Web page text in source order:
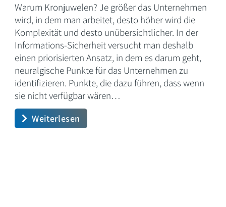
Warum Kronjuwelen? Je größer das Unternehmen
wird, in dem man arbeitet, desto höher wird die
Komplexität und desto unübersichtlicher. In der
Informations-Sicherheit versucht man deshalb
einen priorisierten Ansatz, in dem es darum geht,
neuralgische Punkte für das Unternehmen zu
identifizieren. Punkte, die dazu führen, dass wenn
sie nicht verfügbar wären…
Weiterlesen